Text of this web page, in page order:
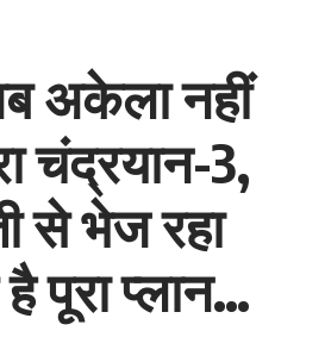
अकेला नहीं
चंद्रयान-3,
से भेज रहा
है पूरा प्लान…